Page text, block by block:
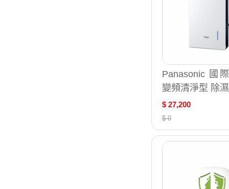
Panasonic 國
變頻清淨型 除
-YV40MH
$ 27,200
$ 0